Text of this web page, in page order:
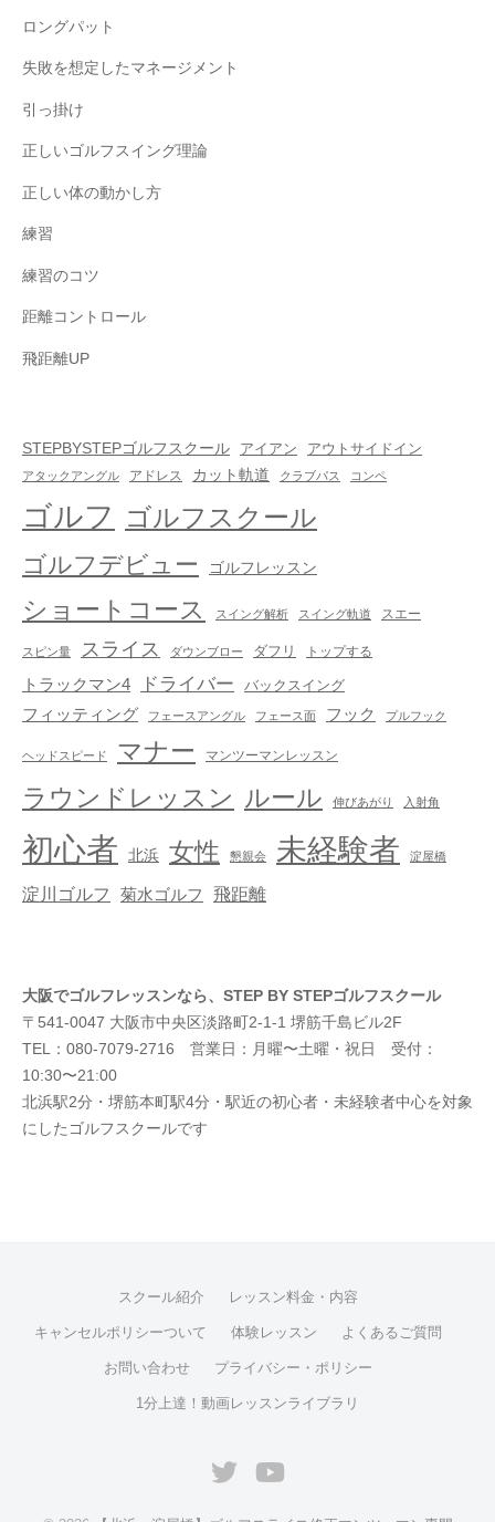
ロングパット
失敗を想定したマネージメント
引っ掛け
正しいゴルフスイング理論
正しい体の動かし方
練習
練習のコツ
距離コントロール
飛距離UP
STEPBYSTEPゴルフスクール アイアン アウトサイドイン
アタックアングル アドレス カット軌道 クラブパス コンペ
ゴルフ ゴルフスクール
ゴルフデビュー ゴルフレッスン
ショートコース スイング解析 スイング軌道 スエー
スピン量 スライス ダウンブロー ダフリ トップする
トラックマン4 ドライバー バックスイング
フィッティング フェースアングル フェース面 フック プルフック
ヘッドスピード マナー マンツーマンレッスン
ラウンドレッスン ルール 伸びあがり 入射角
初心者 北浜 女性 懇親会 未経験者 淀屋橋
淀川ゴルフ 菊水ゴルフ 飛距離
大阪でゴルフレッスンなら、STEP BY STEPゴルフスクール
〒541-0047 大阪市中央区淡路町2-1-1 堺筋千島ビル2F
TEL：080-7079-2716 営業日：月曜〜土曜・祝日 受付：
10:30〜21:00
北浜駅2分・堺筋本町駅4分・駅近の初心者・未経験者中心を対象
にしたゴルフスクールです
スクール紹介 レッスン料金・内容
キャンセルポリシーついて 体験レッスン よくあるご質問
お問い合わせ プライバシー・ポリシー
1分上達！動画レッスンライブラリ
TwitterYoutube